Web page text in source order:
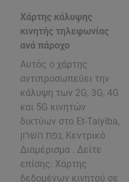
Χάρτης κάλυψης
κινητής τηλεφωνίας
ανά πάροχο
Αυτός ο χάρτης
αντιπροσωπεύει την
κάλυψη των 2G, 3G, 4G
και 5G κινητών
δικτύων στο Et-Taiyiba,
נפת השרון, Κεντρικό
Διαμέρισμα . Δείτε
επίσης: Χάρτης
δεδομένων κινητού σε